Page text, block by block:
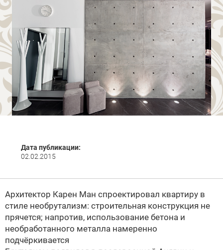
Дата публикации:
02.02.2015
Архитектор Карен Ман спроектировал квартиру в
стиле необрутализм: строительная конструкция не
прячется; напротив, использование бетона и
необработанного металла намеренно
подчёркивается